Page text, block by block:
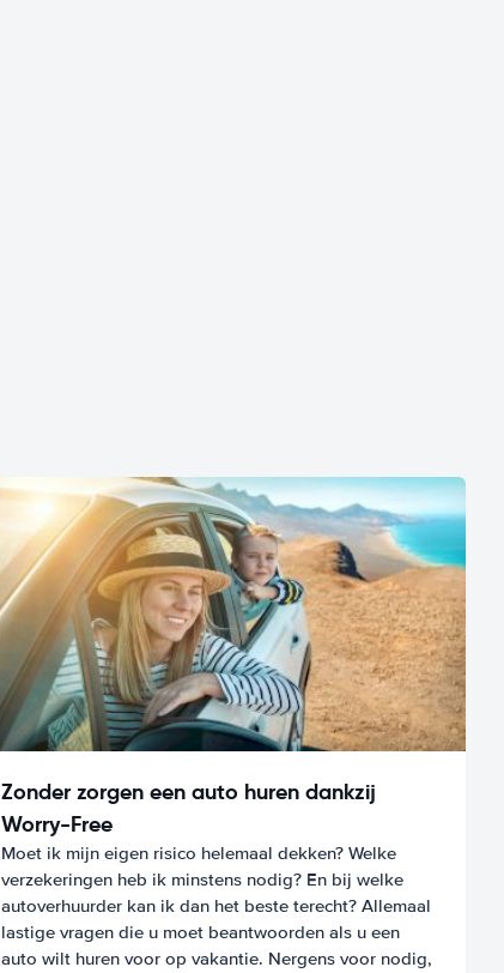
Zonder zorgen een auto huren dankzij
Worry-Free
Moet ik mijn eigen risico helemaal dekken? Welke
verzekeringen heb ik minstens nodig? En bij welke
autoverhuurder kan ik dan het beste terecht? Allemaal
lastige vragen die u moet beantwoorden als u een
auto wilt huren voor op vakantie. Nergens voor nodig,